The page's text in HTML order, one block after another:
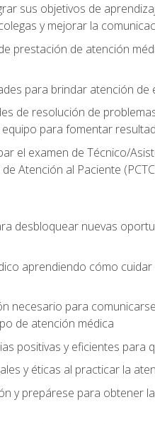
sus objetivos de
y mejorar la
prestación de atención
para brindar atención
de resolución de
para fomentar
el examen de Técnico/
Atención al Paciente
desbloquear nuevas
aprendiendo cómo
necesario para
de atención médica
positivas y eficientes para
y éticas al practicar la
y prepárese para obtener